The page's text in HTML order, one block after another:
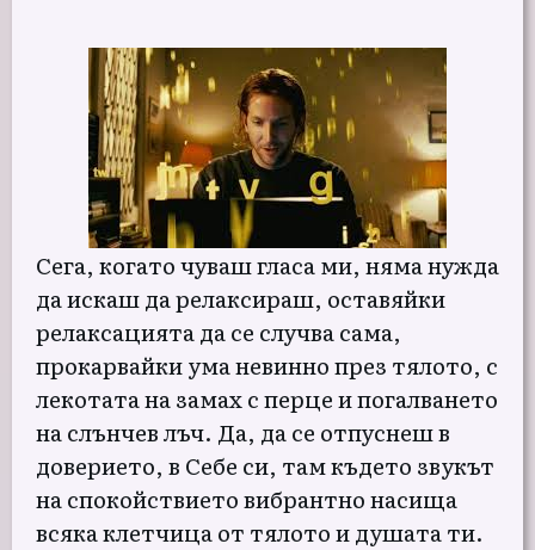
Сега, когато чуваш гласа ми, няма нужда
да искаш да релаксираш, оставяйки
релаксацията да се случва сама,
прокарвайки ума невинно през тялото, с
лекотата на замах с перце и погалването
на слънчев лъч. Да, да се отпуснеш в
доверието, в Себе си, там където звукът
на спокойствието вибрантно насища
всяка клетчица от тялото и душата ти.